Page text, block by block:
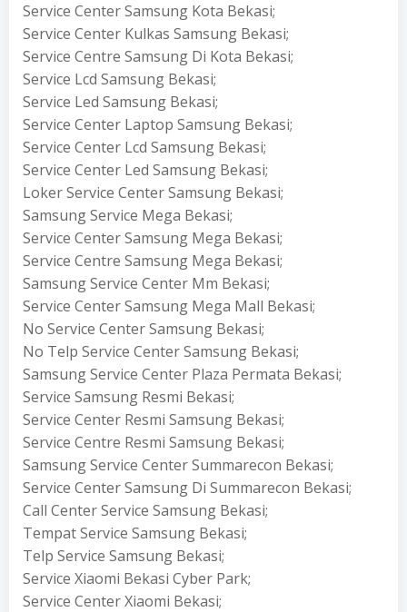
Service Center Samsung Kota Bekasi;
Service Center Kulkas Samsung Bekasi;
Service Centre Samsung Di Kota Bekasi;
Service Lcd Samsung Bekasi;
Service Led Samsung Bekasi;
Service Center Laptop Samsung Bekasi;
Service Center Lcd Samsung Bekasi;
Service Center Led Samsung Bekasi;
Loker Service Center Samsung Bekasi;
Samsung Service Mega Bekasi;
Service Center Samsung Mega Bekasi;
Service Centre Samsung Mega Bekasi;
Samsung Service Center Mm Bekasi;
Service Center Samsung Mega Mall Bekasi;
No Service Center Samsung Bekasi;
No Telp Service Center Samsung Bekasi;
Samsung Service Center Plaza Permata Bekasi;
Service Samsung Resmi Bekasi;
Service Center Resmi Samsung Bekasi;
Service Centre Resmi Samsung Bekasi;
Samsung Service Center Summarecon Bekasi;
Service Center Samsung Di Summarecon Bekasi;
Call Center Service Samsung Bekasi;
Tempat Service Samsung Bekasi;
Telp Service Samsung Bekasi;
Service Xiaomi Bekasi Cyber Park;
Service Center Xiaomi Bekasi;